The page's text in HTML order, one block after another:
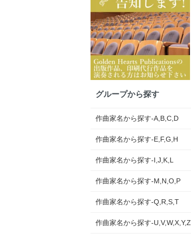
グループから探す
作曲家名から探す-A,B,C,D
作曲家名から探す-E,F,G,H
作曲家名から探す-I,J,K,L
作曲家名から探す-M,N,O,P
作曲家名から探す-Q,R,S,T
作曲家名から探す-U,V,W,X,Y,Z